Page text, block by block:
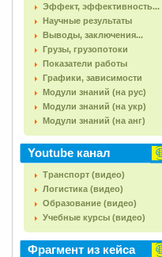
Эффект, эффективность...
Научные результаты
Выводы, заключения...
Грузы, грузопотоки
Показатели работы
Графики, зависимости
Модули знаний (на рус)
Модули знаний (на укр)
Модули знаний (на анг)
Youtube канал
Транспорт (видео)
Логистика (видео)
Образование (видео)
Учебные курсы (видео)
Фрагмент из кейса